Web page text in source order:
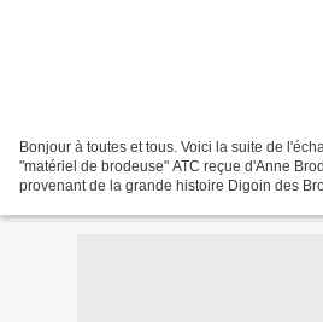
Bonjour à toutes et tous. Voici la suite de
"matériel de brodeuse" ATC reçue d'Anne
provenant de la grande histoire Digoin des